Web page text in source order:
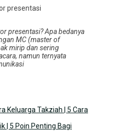
presentasi? Apa bedanya
MC (master of
mirip dan sering
namun ternyata
Keluarga Takziah | 5 Cara
| 5 Poin Penting Bagi